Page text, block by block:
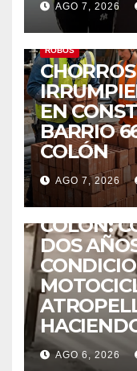
AGO 7, 2026
ROBOS
EN
BARRIO
COLÓN
AGO 7, 2026
COLÓN:
DOS
AGO 6, 2026